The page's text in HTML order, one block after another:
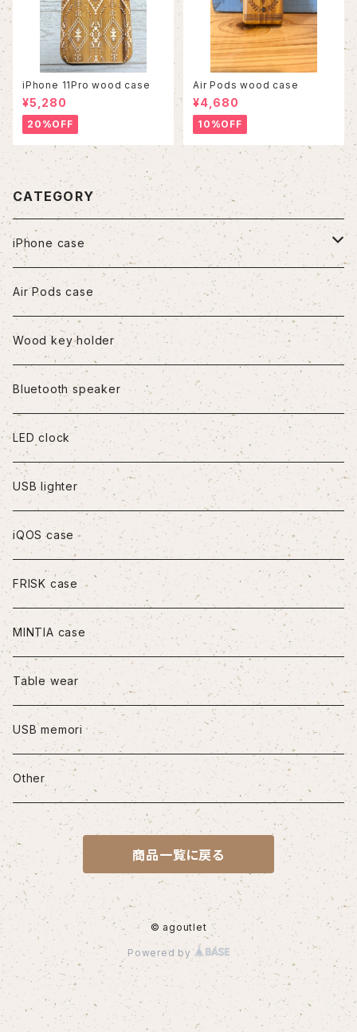
iPhone 11Pro wood case
¥5,280
20%OFF
Air Pods wood case
¥4,680
10%OFF
CATEGORY
iPhone case
iPhone7/8/SE2
iPhone8Plus
iPhoneX/XS
iPhoneXR
iPhoneXS Max
iPhone11
iPhone11Pro
iPhone11Pro Max
iPhone12/12Pro
iPhone12mini
iPhone12Pro Max
iPhone13
iPhone13Pro
iPhone13Pro Max
iPhone14
iPhone14Pro
Air Pods case
Wood key holder
Bluetooth speaker
LED clock
USB lighter
iQOS case
FRISK case
MINTIA case
Table wear
USB memori
Other
商品一覧に戻る
© agoutlet
Powered by